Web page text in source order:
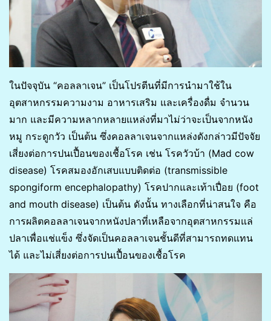
ในปัจจุบัน “คอลลาเจน” เป็นโปรตีนที่มีการนำมาใช้ใน
อุตสาหกรรมความงาม อาหารเสริม และเครื่องดื่ม จำนวน
มาก และมีความหลากหลายแหล่งที่มาไม่ว่าจะเป็นจากหนัง
หมู กระดูกวัว เป็นต้น ซึ่งคอลลาเจนจากแหล่งดังกล่าวมีปัจจัย
เสี่ยงต่อการปนเปื้อนของเชื้อโรค เช่น โรควัวบ้า (Mad cow
disease) โรคสมองอักเสบแบบติดต่อ (transmissible
spongiform encephalopathy) โรคปากและเท้าเปื่อย (foot
and mouth disease) เป็นต้น ดังนั้น ทางเลือกที่น่าสนใจ คือ
การผลิตคอลลาเจนจากหนังปลาที่เหลือจากอุตสาหกรรมแล่
ปลาเพื่อแช่แข็ง ซึ่งจัดเป็นคอลลาเจนชั้นดีที่สามารถทดแทน
ได้ และไม่เสี่ยงต่อการปนเปื้อนของเชื้อโรค